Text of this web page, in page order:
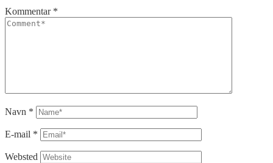
Kommentar *
Navn *
E-mail *
Websted